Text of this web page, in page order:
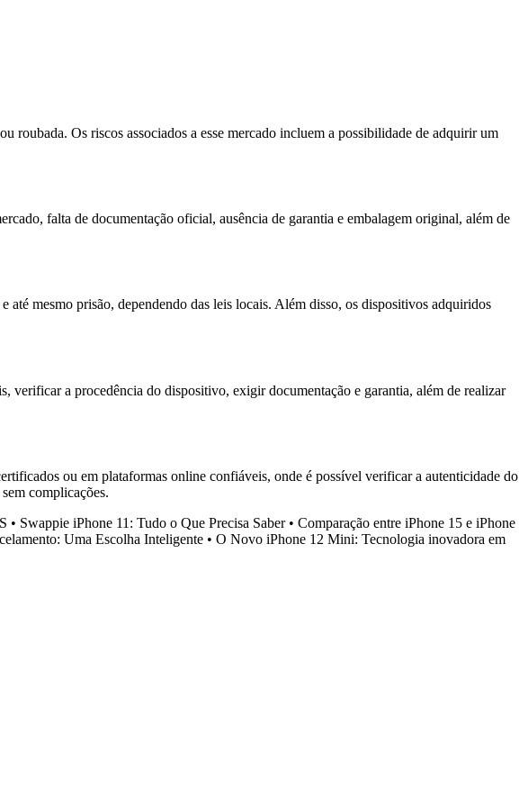
roubada. Os riscos associados a esse mercado incluem a possibilidade de adquirir um
falta de documentação oficial, ausência de garantia e embalagem original, além de
mesmo prisão, dependendo das leis locais. Além disso, os dispositivos adquiridos
verificar a procedência do dispositivo, exigir documentação e garantia, além de realizar
ou em plataformas online confiáveis, onde é possível verificar a autenticidade do
complicações.
• Swappie iPhone 11: Tudo o Que Precisa Saber• Comparação entre iPhone 15 e iPhone
Uma Escolha Inteligente • O Novo iPhone 12 Mini: Tecnologia inovadora em